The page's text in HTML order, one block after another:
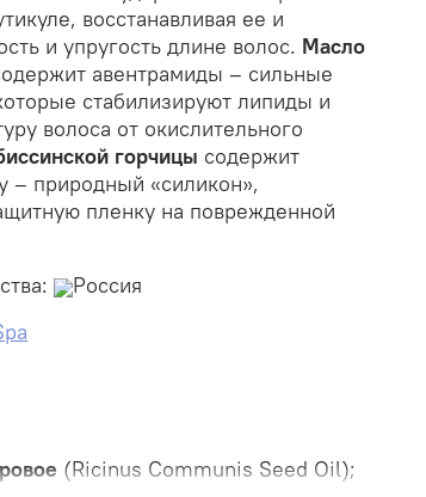
восстанавливая ее и
и упругость длине волос. Масло
авентрамиды – сильные
стабилизируют липиды и
волоса от окислительного
горчицы содержит
– природный «силикон»,
пленку на поврежденной
Россия
(Ricinus Communis Seed Oil);